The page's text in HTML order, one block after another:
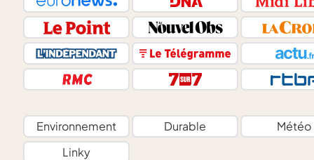
Environnement Durable
Météo
Linky